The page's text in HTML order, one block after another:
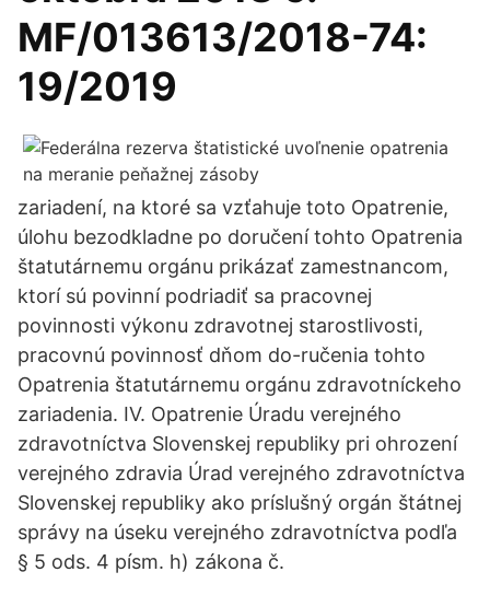
MF/013613/2018-74:
19/2019
zariadení, na ktoré sa vzťahuje toto Opatrenie,
úlohu bezodkladne po doručení tohto Opatrenia
štatutárnemu orgánu prikázať zamestnancom,
ktorí sú povinní podriadiť sa pracovnej
povinnosti výkonu zdravotnej starostlivosti,
pracovnú povinnosť dňom do-ručenia tohto
Opatrenia štatutárnemu orgánu zdravotníckeho
zariadenia. IV. Opatrenie Úradu verejného
zdravotníctva Slovenskej republiky pri ohrození
verejného zdravia Úrad verejného zdravotníctva
Slovenskej republiky ako príslušný orgán štátnej
správy na úseku verejného zdravotníctva podľa
§ 5 ods. 4 písm. h) zákona č.